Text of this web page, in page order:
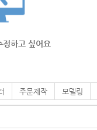
정하고 싶어요
주문제작 모델링